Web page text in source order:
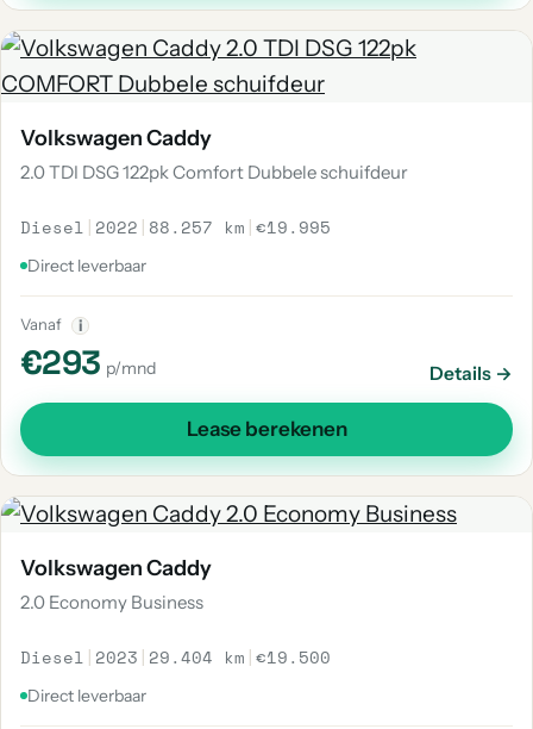
Volkswagen Caddy
2.0 TDI DSG 122pk Comfort Dubbele schuifdeur
Diesel | 2022 | 88.257 km |€19.995
Direct leverbaar
Vanaf i
€293 p/mnd Details →
Lease berekenen
Volkswagen Caddy
2.0 Economy Business
Diesel | 2023 | 29.404 km |€19.500
Direct leverbaar